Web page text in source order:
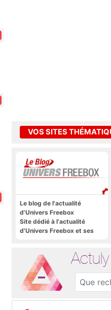
VOS SITES
Le blog de l'actualité
d'Univers Freebox
Site dédié à l'actualité
d'Univers Freebox et ses
thématiques Actuly, à
Freezone, etc.
Actuly